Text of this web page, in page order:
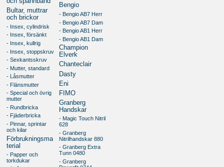
Bultar, muttrar
och brickor
- Insex, cylindrisk
- Insex, försänkt
- Insex, kullrig
- Insex, stoppskruv
- Sexkantsskruv
- Mutter, standard
- Låsmutter
- Flänsmutter
- Special och övrig
mutter
- Rundbricka
- Fjäderbricka
- Pinnar, sprintar
och kilar
Förbrukningsma
terial
- Papper och
torkdukar
Bengio
- Bengio AB7 Herr
- Bengio AB7 Dam
- Bengio AB1 Herr
- Bengio AB1 Dam
Champion
Elverk
Chanteclair
Dasty
Eni
FIMO
Granberg
Handskar
- Magic Touch Nitril
628
- Granberg
Nitrilhandskar 880
- Granberg Extra
Tunn 0480
- Granberg